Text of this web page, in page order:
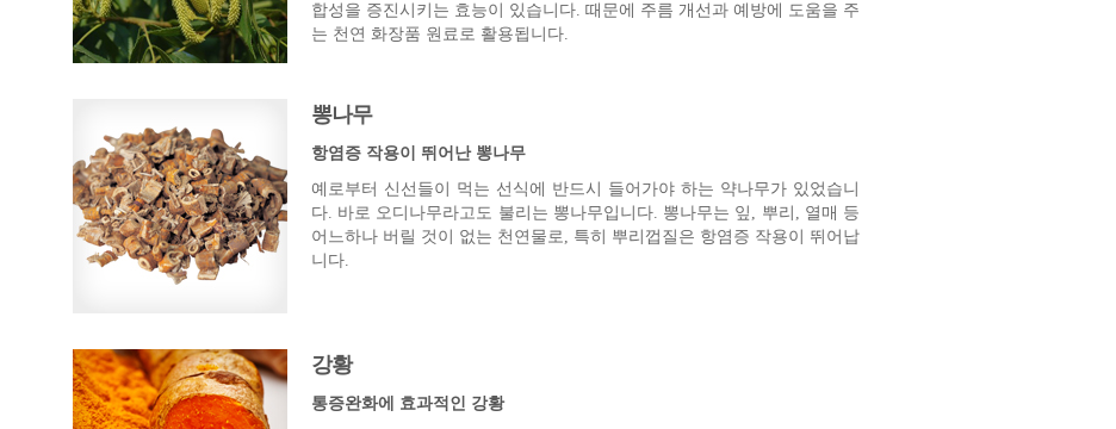
합성을 증진시키는 효능이 있습니다. 때문에 주름 개선과 예방에 도움을 주
는 천연 화장품 원료로 활용됩니다.
뽕나무
항염증 작용이 뛰어난 뽕나무
예로부터 신선들이 먹는 선식에 반드시 들어가야 하는 약나무가 있었습니
다. 바로 오디나무라고도 불리는 뽕나무입니다. 뽕나무는 잎, 뿌리, 열매 등
어느하나 버릴 것이 없는 천연물로, 특히 뿌리껍질은 항염증 작용이 뛰어납
니다.
강황
통증완화에 효과적인 강황